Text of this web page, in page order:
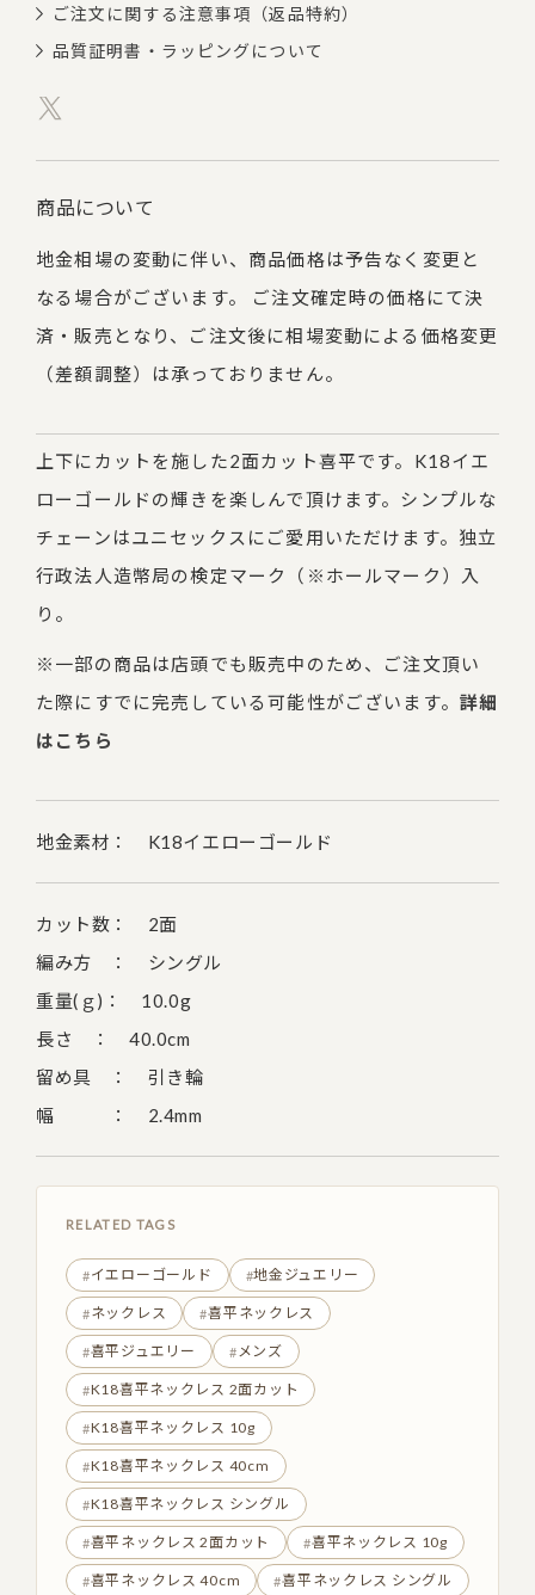
ご注文に関する注意事項（返品特約）
品質証明書・ラッピングについて
商品について
地金相場の変動に伴い、商品価格は予告なく変更と
なる場合がございます。 ご注文確定時の価格にて決
済・販売となり、ご注文後に相場変動による価格変更
（差額調整）は承っておりません。
上下にカットを施した2面カット喜平です。K18イエ
ローゴールドの輝きを楽しんで頂けます。シンプルな
チェーンはユニセックスにご愛用いただけます。独立
行政法人造幣局の検定マーク（※ホールマーク）入
り。
※一部の商品は店頭でも販売中のため、ご注文頂い
た際にすでに完売している可能性がございます。 詳細
はこちら
地金素材： K18イエローゴールド
カット数： 2面
編み方 ： シングル
重量(ｇ)： 10.0g
長さ ： 40.0cm
留め具 ： 引き輪
幅 ： 2.4mm
RELATED TAGS
イエローゴールド 地金ジュエリー
ネックレス 喜平ネックレス
喜平ジュエリー メンズ
K18喜平ネックレス 2面カット
K18喜平ネックレス 10g
K18喜平ネックレス 40cm
K18喜平ネックレス シングル
喜平ネックレス 2面カット 喜平ネックレス 10g
喜平ネックレス 40cm 喜平ネックレス シングル